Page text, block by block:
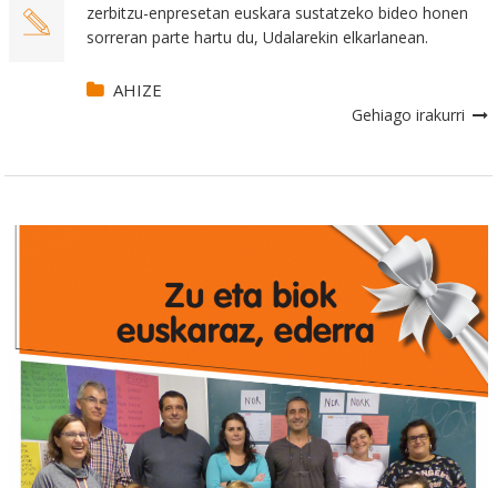
zerbitzu-enpresetan euskara sustatzeko bideo honen
sorreran parte hartu du, Udalarekin elkarlanean.
AHIZE
Gehiago irakurri